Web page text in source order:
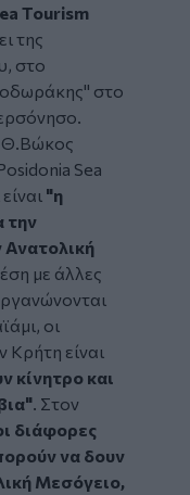
Tourism
της
στο
στο
Θ.Βώκος
Sea
"η
την
Ανατολική
με άλλες
οι
Κρήτη είναι
κίνητρο και
. Στον
διάφορες
να δουν
Μεσόγειο,